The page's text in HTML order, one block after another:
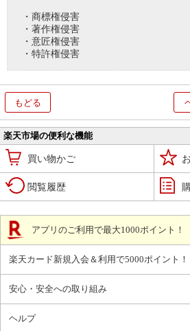
・商標権侵害
・著作権侵害
・意匠権侵害
・特許権侵害
もどる
楽天市場の便利な機能
買い物かご
閲覧履歴
アプリのご利用で最大1000ポイント！
楽天カード新規入会＆利用で5000ポイント！
安心・安全への取り組み
ヘルプ